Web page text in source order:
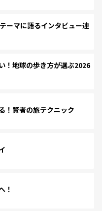
ーマに語るインタビュー連
！地球の歩き方が選ぶ2026
！賢者の旅テクニック
！